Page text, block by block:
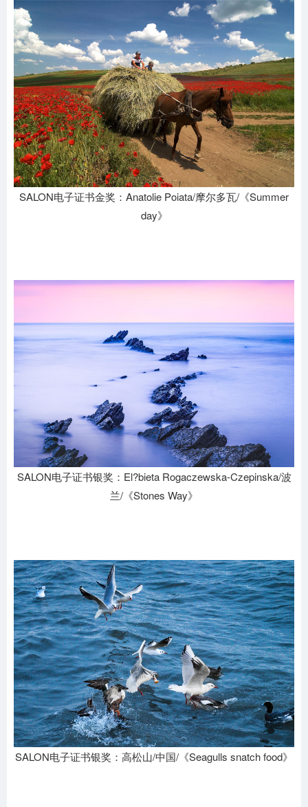
SALON电子证书金奖：Anatolie Poiata/摩尔多瓦/《Summer
day》
SALON电子证书银奖：El?bieta Rogaczewska-Czepinska/波
兰/《Stones Way》
SALON电子证书银奖：高松山/中国/《Seagulls snatch food》